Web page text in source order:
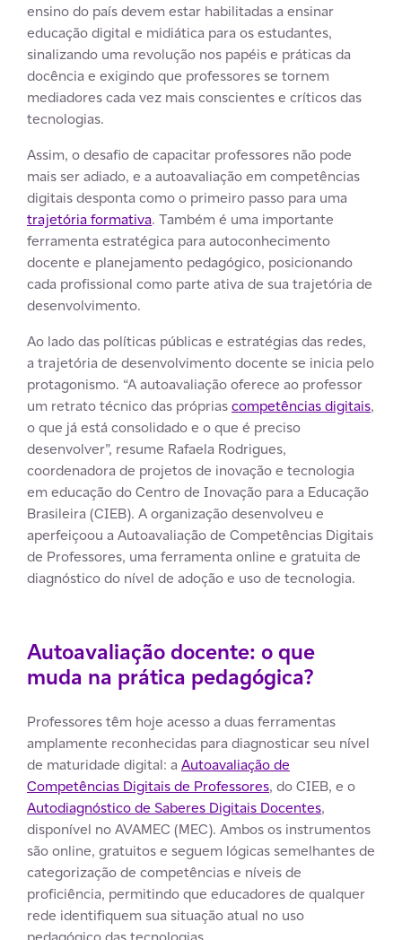
ensino do país devem estar habilitadas a ensinar
educação digital e midiática para os estudantes,
sinalizando uma revolução nos papéis e práticas da
docência e exigindo que professores se tornem
mediadores cada vez mais conscientes e críticos das
tecnologias.
Assim, o desafio de capacitar professores não pode
mais ser adiado, e a autoavaliação em competências
digitais desponta como o primeiro passo para uma
trajetória formativa. Também é uma importante
ferramenta estratégica para autoconhecimento
docente e planejamento pedagógico, posicionando
cada profissional como parte ativa de sua trajetória de
desenvolvimento.
Ao lado das políticas públicas e estratégias das redes,
a trajetória de desenvolvimento docente se inicia pelo
protagonismo. “A autoavaliação oferece ao professor
um retrato técnico das própriascompetências digitais,
o que já está consolidado e o que é preciso
desenvolver”, resume Rafaela Rodrigues,
coordenadora de projetos de inovação e tecnologia
em educação do Centro de Inovação para a Educação
Brasileira (CIEB). A organização desenvolveu e
aperfeiçoou a Autoavaliação de Competências Digitais
de Professores, uma ferramenta online e gratuita de
diagnóstico do nível de adoção e uso de tecnologia.
Autoavaliação docente: o que
muda na prática pedagógica?
Professores têm hoje acesso a duas ferramentas
amplamente reconhecidas para diagnosticar seu nível
de maturidade digital: a Autoavaliação de
Competências Digitais de Professores, do CIEB, e o
Autodiagnóstico de Saberes Digitais Docentes,
disponível no AVAMEC (MEC). Ambos os instrumentos
são online, gratuitos e seguem lógicas semelhantes de
categorização de competências e níveis de
proficiência, permitindo que educadores de qualquer
rede identifiquem sua situação atual no uso